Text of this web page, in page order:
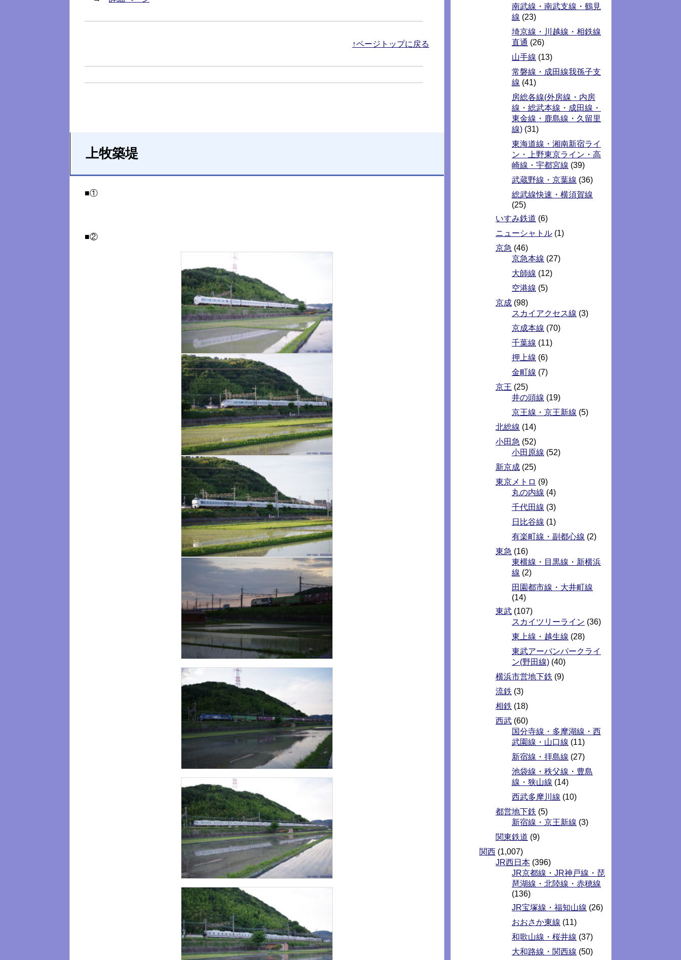
↑ページトップに戻る
上牧築堤
■①
■②
南武線・南武支線・鶴見
線 (23)
埼京線・川越線・相鉄線
直通 (26)
山手線 (13)
常磐線・成田線我孫子支
線 (41)
房総各線(外房線・内房
線・総武本線・成田線・
東金線・鹿島線・久留里
線) (31)
東海道線・湘南新宿ライ
ン・上野東京ライン・高
崎線・宇都宮線 (39)
武蔵野線・京葉線 (36)
総武線快速・横須賀線
(25)
いすみ鉄道 (6)
ニューシャトル (1)
京急 (46)
京急本線 (27)
大師線 (12)
空港線 (5)
京成 (98)
スカイアクセス線 (3)
京成本線 (70)
千葉線 (11)
押上線 (6)
金町線 (7)
京王 (25)
井の頭線 (19)
京王線・京王新線 (5)
北総線 (14)
小田急 (52)
小田原線 (52)
新京成 (25)
東京メトロ (9)
丸の内線 (4)
千代田線 (3)
日比谷線 (1)
有楽町線・副都心線 (2)
東急 (16)
東横線・目黒線・新横浜
線 (2)
田園都市線・大井町線
(14)
東武 (107)
スカイツリーライン (36)
東上線・越生線 (28)
東武アーバンパークライ
ン(野田線) (40)
横浜市営地下鉄 (9)
流鉄 (3)
相鉄 (18)
西武 (60)
国分寺線・多摩湖線・西
武園線・山口線 (11)
新宿線・拝島線 (27)
池袋線・秩父線・豊島
線・狭山線 (14)
西武多摩川線 (10)
都営地下鉄 (5)
新宿線・京王新線 (3)
関東鉄道 (9)
関西 (1,007)
JR西日本 (396)
JR京都線・JR神戸線・琵
琶湖線・北陸線・赤穂線
(136)
JR宝塚線・福知山線 (26)
おおさか東線 (11)
和歌山線・桜井線 (37)
大和路線・関西線 (50)